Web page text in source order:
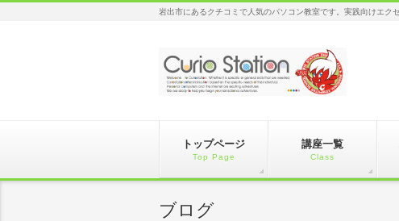
岩出市にあるクチコミで人気のパソコン教室です。実践向けエク
トップページ
Top Page
講座一覧
Class
ブログ